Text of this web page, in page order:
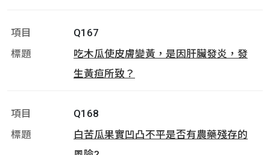
Q167
吃木瓜使皮膚變黃，是因肝臟發炎，發
生黃疸所致？
Q168
白苦瓜果實凹凸不平是否有農藥殘存的